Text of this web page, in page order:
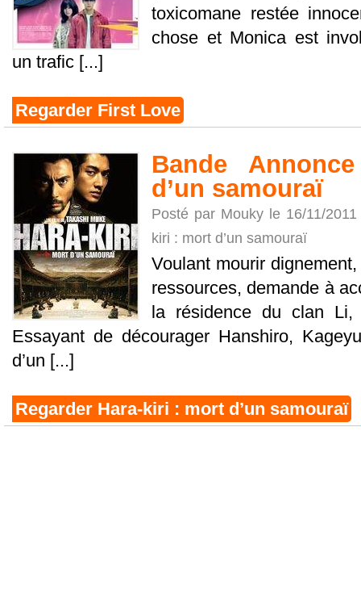
toxicomane restée
chose et Monica est
un trafic [...]
Regarder First Love
Bande
d’un samouraï
Posté par Mouky le 16/11/
kiri : mort d’un samouraï
Voulant mourir
ressources, demande à
la résidence du clan
Essayant de décourager Hanshiro,
d’un [...]
Regarder Hara-kiri : mort d’un samouraï